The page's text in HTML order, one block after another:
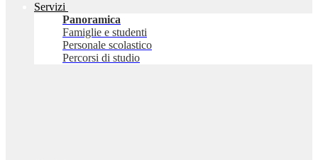
Servizi
Panoramica
Famiglie e studenti
Personale scolastico
Percorsi di studio